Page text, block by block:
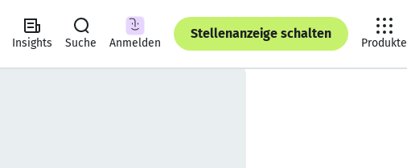
Insights Suche Anmelden
Stellenanzeige schalten
Produkte